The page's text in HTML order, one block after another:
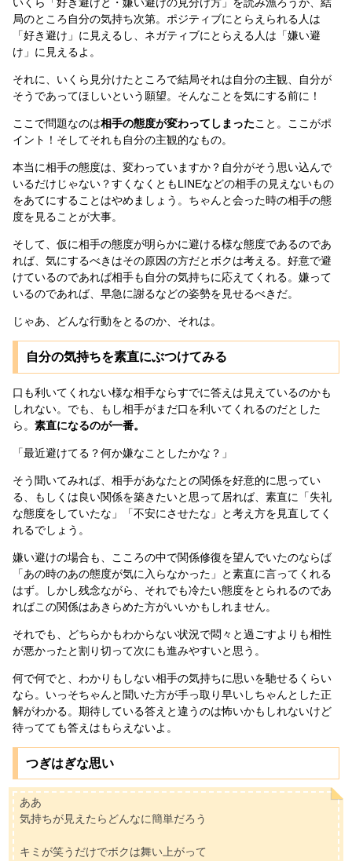
いくら「好き避けと・嫌い避けの見分け方」を読み漁ろうが、結
局のところ自分の気持ち次第。ポジティブにとらえられる人は
「好き避け」に見えるし、ネガティブにとらえる人は「嫌い避
け」に見えるよ。
それに、いくら見分けたところで結局それは自分の主観、自分が
そうであってほしいという願望。そんなことを気にする前に！
ここで問題なのは相手の態度が変わってしまったこと。ここがポ
イント！そしてそれも自分の主観的なもの。
本当に相手の態度は、変わっていますか？自分がそう思い込んで
いるだけじゃない？すくなくともLINEなどの相手の見えないもの
をあてにすることはやめましょう。ちゃんと会った時の相手の態
度を見ることが大事。
そして、仮に相手の態度が明らかに避ける様な態度であるのであ
れば、気にするべきはその原因の方だとボクは考える。好意で避
けているのであれば相手も自分の気持ちに応えてくれる。嫌って
いるのであれば、早急に謝るなどの姿勢を見せるべきだ。
じゃあ、どんな行動をとるのか、それは。
自分の気持ちを素直にぶつけてみる
口も利いてくれない様な相手ならすでに答えは見えているのかも
しれない。でも、もし相手がまだ口を利いてくれるのだとした
ら。 素直になるのが一番。
「最近避けてる？何か嫌なことしたかな？」
そう聞いてみれば、相手があなたとの関係を好意的に思ってい
る、もしくは良い関係を築きたいと思って居れば、素直に「失礼
な態度をしていたな」「不安にさせたな」と考え方を見直してく
れるでしょう。
嫌い避けの場合も、こころの中で関係修復を望んでいたのならば
「あの時のあの態度が気に入らなかった」と素直に言ってくれる
はず。しかし残念ながら、それでも冷たい態度をとられるのであ
ればこの関係はあきらめた方がいいかもしれません。
それでも、どちらかもわからない状況で悶々と過ごすよりも相性
が悪かったと割り切って次にも進みやすいと思う。
何で何でと、わかりもしない相手の気持ちに思いを馳せるくらい
なら。いっそちゃんと聞いた方が手っ取り早いしちゃんとした正
解がわかる。期待している答えと違うのは怖いかもしれないけど
待ってても答えはもらえないよ。
つぎはぎな思い
ああ
気持ちが見えたらどんなに簡単だろう
キミが笑うだけでボクは舞い上がって